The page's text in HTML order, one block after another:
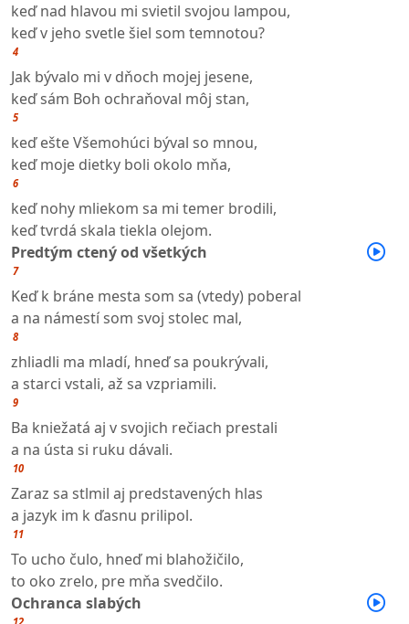
keď nad hlavou mi svietil svojou lampou,
keď v jeho svetle šiel som temnotou?
4
Jak bývalo mi v dňoch mojej jesene,
keď sám Boh ochraňoval môj stan,
5
keď ešte Všemohúci býval so mnou,
keď moje dietky boli okolo mňa,
6
keď nohy mliekom sa mi temer brodili,
keď tvrdá skala tiekla olejom.
Predtým ctený od všetkých
7
Keď k bráne mesta som sa (vtedy) poberal
a na námestí som svoj stolec mal,
8
zhliadli ma mladí, hneď sa poukrývali,
a starci vstali, až sa vzpriamili.
9
Ba kniežatá aj v svojich rečiach prestali
a na ústa si ruku dávali.
10
Zaraz sa stlmil aj predstavených hlas
a jazyk im k ďasnu prilipol.
11
To ucho čulo, hneď mi blahožičilo,
to oko zrelo, pre mňa svedčilo.
Ochranca slabých